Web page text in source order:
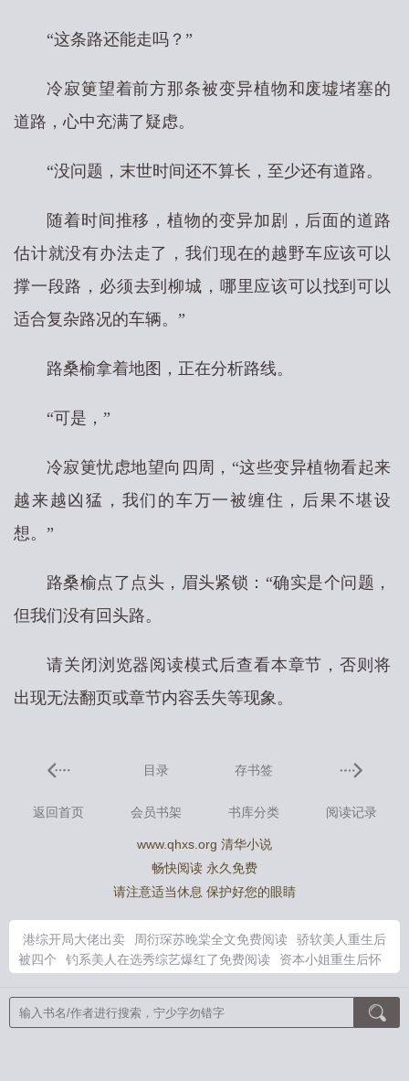
“这条路还能走吗？”
冷寂筻望着前方那条被变异植物和废墟堵塞的
道路，心中充满了疑虑。
“没问题，末世时间还不算长，至少还有道路。
随着时间推移，植物的变异加剧，后面的道路
估计就没有办法走了，我们现在的越野车应该可以
撑一段路，必须去到柳城，哪里应该可以找到可以
适合复杂路况的车辆。”
路桑榆拿着地图，正在分析路线。
“可是，”
冷寂筻忧虑地望向四周，“这些变异植物看起来
越来越凶猛，我们的车万一被缠住，后果不堪设
想。”
路桑榆点了点头，眉头紧锁：“确实是个问题，
但我们没有回头路。
请关闭浏览器阅读模式后查看本章节，否则将
出现无法翻页或章节内容丢失等现象。
目录 存书签
返回首页 会员书架 书库分类 阅读记录
www.qhxs.org 清华小说
畅快阅读 永久免费
请注意适当休息 保护好您的眼睛
港综开局大佬出卖 周衍琛苏晚棠全文免费阅读
骄软美人重生后
被四个
钓系美人在选秀综艺爆红了免费阅读
资本小姐重生后怀
为什么玩了想要稳定下来呢
资本家小姐重生后怀灵泉双胎瓜蛋免
费
周衍琛苏晚棠免费阅读最新章节
港片开